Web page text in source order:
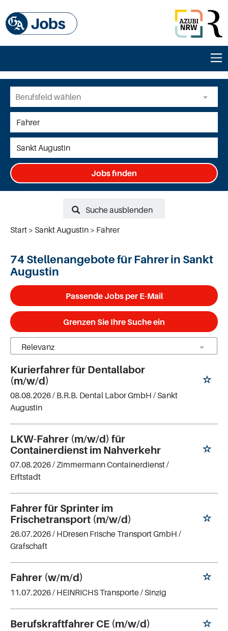
Jobs finden
Suche ausblenden
Start
Sankt Augustin Fahrer
74 Stellenangebote für Fahrer in Sankt
Augustin
Passende Jobs per E-Mail
Grenzen Sie Ihre Suche ein
Kurierfahrer für Dentallabor
(m/w/d)
08.08.2026 / B.R.B. Dental Labor GmbH / Sankt
Augustin
LKW-Fahrer (m/w/d) für
Containerdienst im Nahverkehr
07.08.2026 / Zimmermann Containerdienst/
Erftstadt
Fahrer für Sprinter im
Frischetransport (m/w/d)
26.07.2026 / HDresen Frische Transport GmbH /
Grafschaft
Fahrer (w/m/d)
11.07.2026 / HEINRICHS Transporte/ Sinzig
Berufskraftfahrer CE (m/w/d)